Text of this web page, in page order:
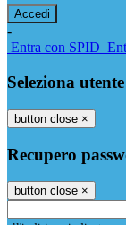
-
Entra con SPID
Seleziona utente
button close ×
Recupero
button close ×